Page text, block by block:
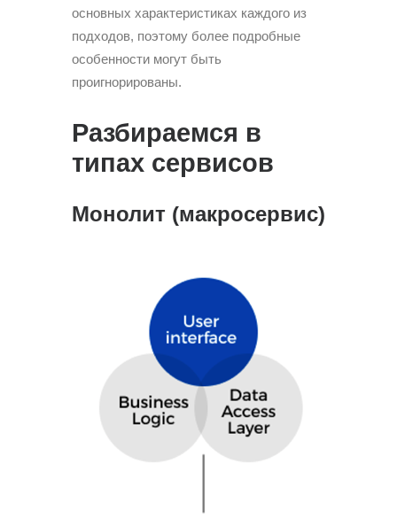
основных характеристиках каждого из
подходов, поэтому более подробные
особенности могут быть
проигнорированы.
Разбираемся в
типах сервисов
Монолит (макросервис)